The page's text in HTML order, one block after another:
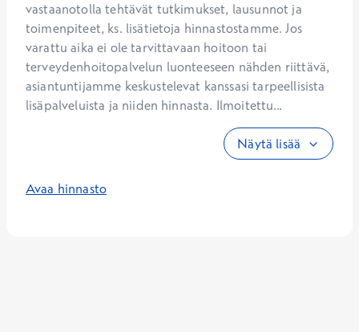
vastaanotolla tehtävät tutkimukset, lausunnot ja
toimenpiteet, ks. lisätietoja hinnastostamme. Jos
varattu aika ei ole tarvittavaan hoitoon tai
terveydenhoitopalvelun luonteeseen nähden riittävä,
asiantuntijamme keskustelevat kanssasi tarpeellisista
lisäpalveluista ja niiden hinnasta. Ilmoitettu...
Näytä lisää
Avaa hinnasto